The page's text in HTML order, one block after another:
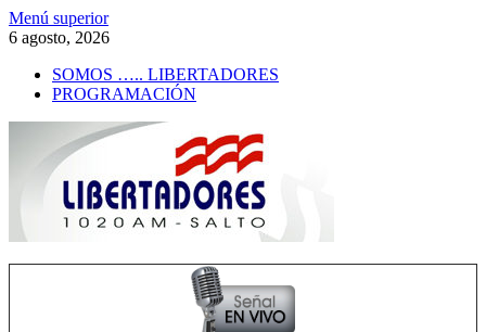
Saltar
al
Menú superior
6 agosto, 2026
SOMOS ….. LIBERTADORES
PROGRAMACIÓN